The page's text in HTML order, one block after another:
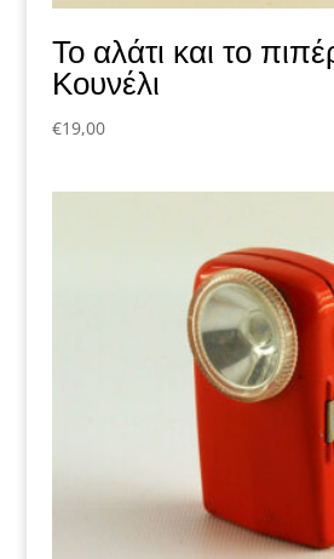
Το αλάτι και το
Κουνέλι
€19,00